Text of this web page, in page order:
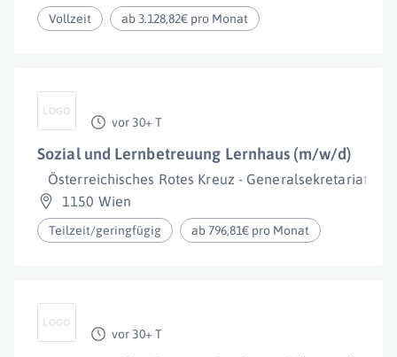
Vollzeit ab 3.128,82€ pro Monat
vor 30+ T
Sozial und Lernbetreuung Lernhaus (m/w/d)
Österreichisches Rotes Kreuz - Generalsekretariat
1150 Wien
Teilzeit/geringfügig ab 796,81€ pro Monat
vor 30+ T